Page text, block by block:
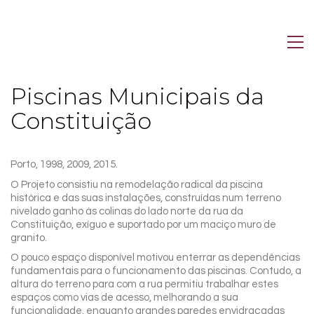
Piscinas Municipais da
Constituição
Porto, 1998, 2009, 2015.
O Projeto consistiu na remodelação radical da piscina
histórica e das suas instalações, construídas num terreno
nivelado ganho às colinas do lado norte da rua da
Constituição, exíguo e suportado por um maciço muro de
granito.
O pouco espaço disponível motivou enterrar as dependências
fundamentais para o funcionamento das piscinas. Contudo, a
altura do terreno para com a rua permitiu trabalhar estes
espaços como vias de acesso, melhorando a sua
funcionalidade, enquanto grandes paredes envidraçadas